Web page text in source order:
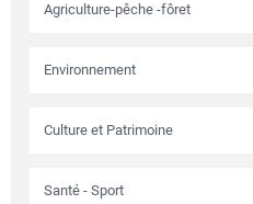
Agriculture-pêche -fôret
Environnement
Culture et Patrimoine
Santé - Sport